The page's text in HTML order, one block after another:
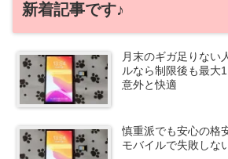
新着記事です♪
月末のギガ足りない
ルなら制限後も最大
意外と快適
慎重派でも安心の格
モバイルで失敗しな